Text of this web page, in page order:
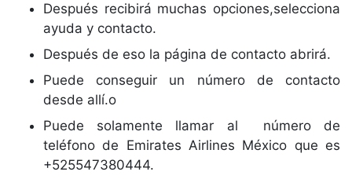
Después recibirá muchas opciones,selecciona
ayuda y contacto.
Después de eso la página de contacto abrirá.
Puede conseguir un número de contacto
desde allí.o
Puede solamente llamar al número de
teléfono de Emirates Airlines México que es
+525547380444.